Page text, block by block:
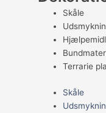
Skåle
Terrarie
Skåle